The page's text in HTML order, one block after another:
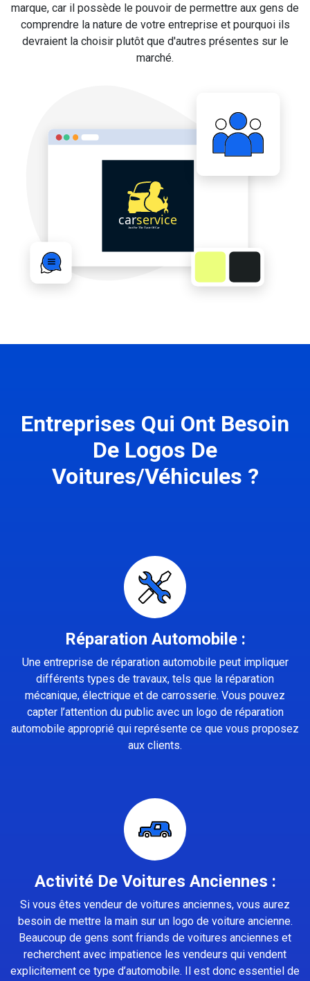
marque, car il possède le pouvoir de permettre aux gens de
comprendre la nature de votre entreprise et pourquoi ils
devraient la choisir plutôt que d'autres présentes sur le
marché.
Entreprises Qui Ont Besoin
De Logos De
Voitures/Véhicules ?
Réparation Automobile :
Une entreprise de réparation automobile peut impliquer
différents types de travaux, tels que la réparation
mécanique, électrique et de carrosserie. Vous pouvez
capter l’attention du public avec un logo de réparation
automobile approprié qui représente ce que vous proposez
aux clients.
Activité De Voitures Anciennes :
Si vous êtes vendeur de voitures anciennes, vous aurez
besoin de mettre la main sur un logo de voiture ancienne.
Beaucoup de gens sont friands de voitures anciennes et
recherchent avec impatience les vendeurs qui vendent
explicitement ce type d’automobile. Il est donc essentiel de